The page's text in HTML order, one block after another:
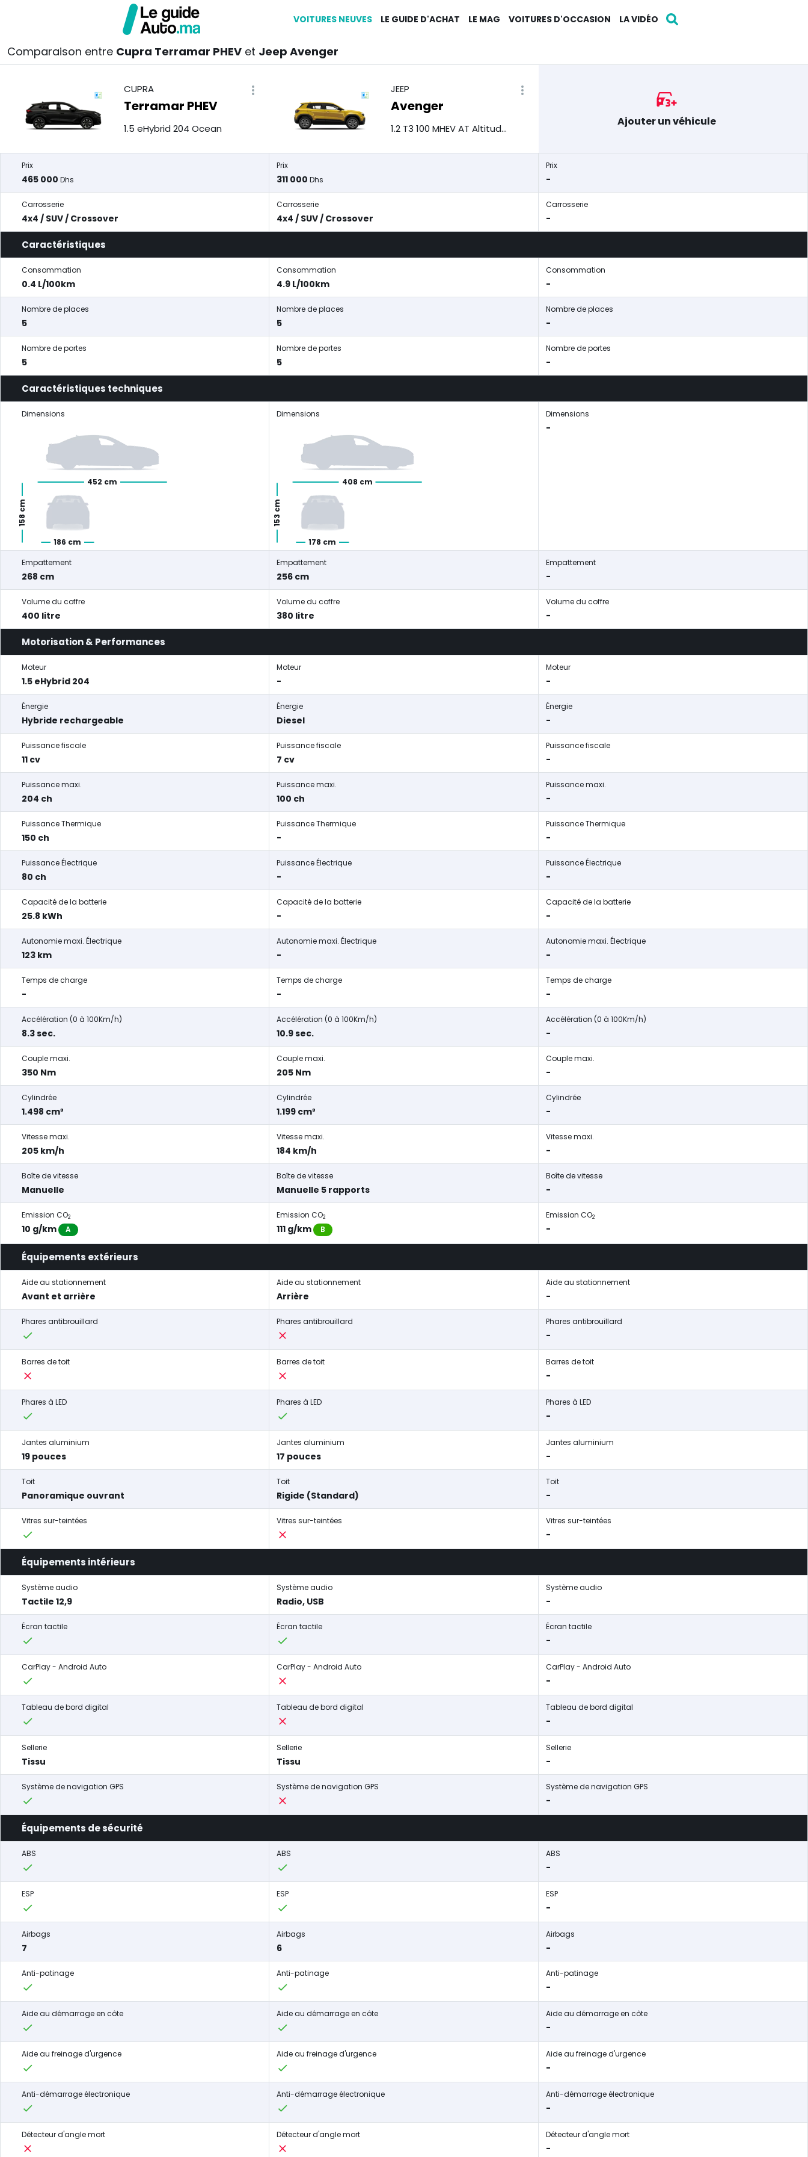
VOITURES NEUVES LE GUIDE D'ACHAT LE MAG VOITURES D'OCCASION LA VIDÉO
Comparaison entre Cupra Terramar PHEV et Jeep Avenger
CUPRA
Terramar PHEV
1.5 eHybrid 204 Ocean
JEEP
Avenger
1.2 T3 100 MHEV AT Altitude Pack
Ajouter un véhicule
Prix
465 000 Dhs
Prix
311 000 Dhs
Prix
-
Carrosserie
4x4 / SUV / Crossover
Carrosserie
4x4 / SUV / Crossover
Carrosserie
-
Caractéristiques
Consommation
0.4 L/100km
Consommation
4.9 L/100km
Consommation
-
Nombre de places
5
Nombre de places
5
Nombre de places
-
Nombre de portes
5
Nombre de portes
5
Nombre de portes
-
Caractéristiques techniques
Dimensions
452 cm
186 cm
158 cm
Dimensions
408 cm
178 cm
153 cm
Dimensions
-
Empattement
268 cm
Empattement
256 cm
Empattement
-
Volume du coffre
400 litre
Volume du coffre
380 litre
Volume du coffre
-
Motorisation & Performances
Moteur
1.5 eHybrid 204
Moteur
-
Moteur
-
Énergie
Hybride rechargeable
Énergie
Diesel
Énergie
-
Puissance fiscale
11 cv
Puissance fiscale
7 cv
Puissance fiscale
-
Puissance maxi.
204 ch
Puissance maxi.
100 ch
Puissance maxi.
-
Puissance Thermique
150 ch
Puissance Thermique
-
Puissance Thermique
-
Puissance Électrique
80 ch
Puissance Électrique
-
Puissance Électrique
-
Capacité de la batterie
25.8 kWh
Capacité de la batterie
-
Capacité de la batterie
-
Autonomie maxi. Électrique
123 km
Autonomie maxi. Électrique
-
Autonomie maxi. Électrique
-
Temps de charge
-
Temps de charge
-
Temps de charge
-
Accélération (0 à 100Km/h)
8.3 sec.
Accélération (0 à 100Km/h)
10.9 sec.
Accélération (0 à 100Km/h)
-
Couple maxi.
350 Nm
Couple maxi.
205 Nm
Couple maxi.
-
Cylindrée
1.498 cm³
Cylindrée
1.199 cm³
Cylindrée
-
Vitesse maxi.
205 km/h
Vitesse maxi.
184 km/h
Vitesse maxi.
-
Boîte de vitesse
Manuelle
Boîte de vitesse
Manuelle 5 rapports
Boîte de vitesse
-
Emission CO2
10 g/km A
Emission CO2
111 g/km B
Emission CO2
-
Équipements extérieurs
Aide au stationnement
Avant et arrière
Aide au stationnement
Arrière
Aide au stationnement
-
Phares antibrouillard Phares antibrouillard Phares antibrouillard
-
Barres de toit Barres de toit Barres de toit
-
Phares à LED Phares à LED Phares à LED
-
Jantes aluminium
19 pouces
Jantes aluminium
17 pouces
Jantes aluminium
-
Toit
Panoramique ouvrant
Toit
Rigide (Standard)
Toit
-
Vitres sur-teintées Vitres sur-teintées Vitres sur-teintées
-
Équipements intérieurs
Système audio
Tactile 12,9
Système audio
Radio, USB
Système audio
-
Écran tactile Écran tactile Écran tactile
-
CarPlay - Android Auto CarPlay - Android Auto CarPlay - Android Auto
-
Tableau de bord digital Tableau de bord digital Tableau de bord digital
-
Sellerie
Tissu
Sellerie
Tissu
Sellerie
-
Système de navigation GPS Système de navigation GPS Système de navigation GPS
-
Équipements de sécurité
ABS ABS ABS
-
ESP ESP ESP
-
Airbags
7
Airbags
6
Airbags
-
Anti-patinage Anti-patinage Anti-patinage
-
Aide au démarrage en côte Aide au démarrage en côte Aide au démarrage en côte
-
Aide au freinage d'urgence Aide au freinage d'urgence Aide au freinage d'urgence
-
Anti-démarrage électronique Anti-démarrage électronique Anti-démarrage électronique
-
Détecteur d'angle mort Détecteur d'angle mort Détecteur d'angle mort
-